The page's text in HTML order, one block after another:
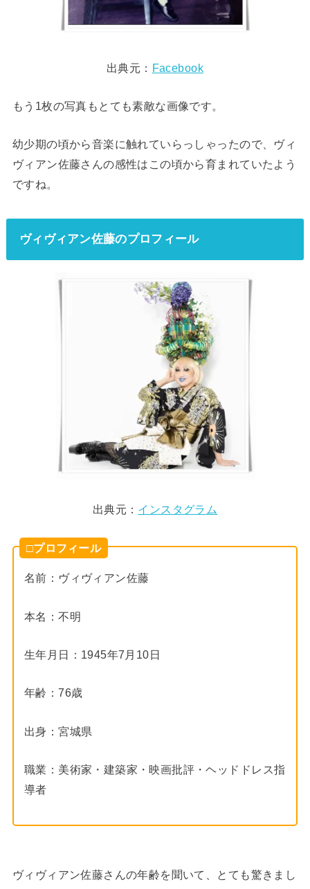
出典元： Facebook
もう1枚の写真もとても素敵な画像です。
幼少期の頃から音楽に触れていらっしゃったので、ヴィ
ヴィアン佐藤さんの感性はこの頃から育まれていたよう
ですね。
ヴィヴィアン佐藤のプロフィール
出典元： インスタグラム
□プロフィール
名前：ヴィヴィアン佐藤
本名：不明
生年月日：1945年7月10日
年齢：76歳
出身：宮城県
職業：美術家・建築家・映画批評・ヘッドドレス指
導者
ヴィヴィアン佐藤さんの年齢を聞いて、とても驚きまし